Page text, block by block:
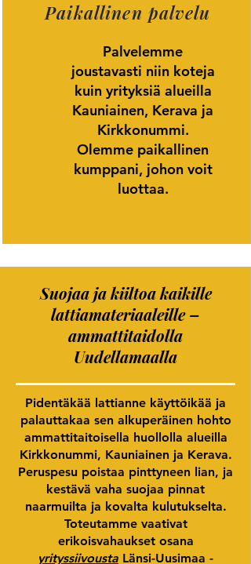
Paikallinen palvelu
Palvelemme
joustavasti niin koteja
kuin yrityksiä alueilla
Kauniainen, Kerava ja
Kirkkonummi.
Olemme paikallinen
kumppani, johon voit
luottaa.
Suojaa ja kiiltoa kaikille
lattiamateriaaleille –
ammattitaidolla
Uudellamaalla
Pidentäkää lattianne käyttöikää ja
palauttakaa sen alkuperäinen hohto
ammattitaitoisella huollolla alueilla
Kirkkonummi, Kauniainen ja Kerava.
Peruspesu poistaa pinttyneen lian, ja
kestävä vaha suojaa pinnat
naarmuilta ja kovalta kulutukselta.
Toteutamme vaativat
erikoisvahaukset osana
yrityssiivousta Länsi-Uusimaa -